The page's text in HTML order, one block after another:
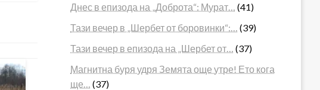
Днес в епизода на „Доброта“: Мурат…
(41)
Тази вечер в „Шербет от боровинки“:…
(39)
Тази вечер в епизода на „Шербет от…
(37)
Магнитна буря удря Земята още утре! Ето кога
ще…
(37)